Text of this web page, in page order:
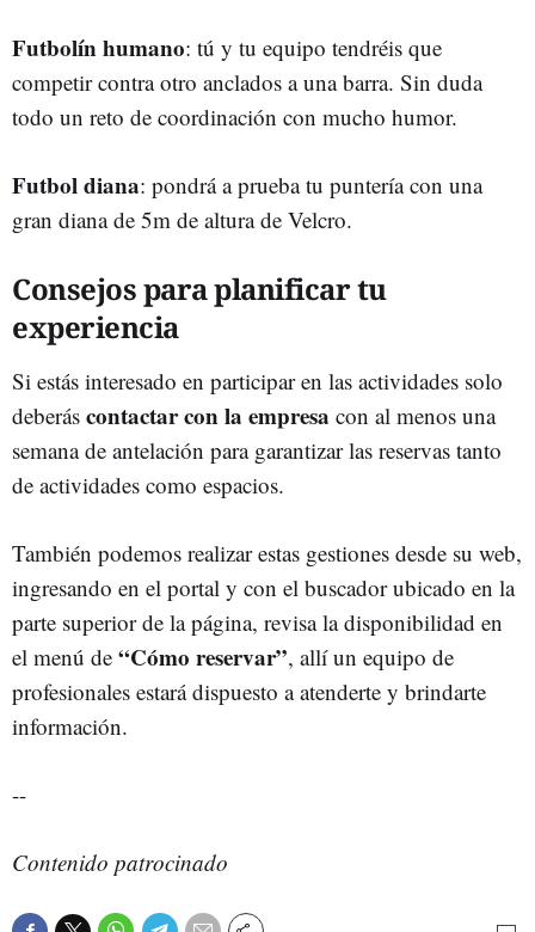
Futbolín humano: tú y tu equipo tendréis que
competir contra otro anclados a una barra. Sin duda
todo un reto de coordinación con mucho humor.
Futbol diana: pondrá a prueba tu puntería con una
gran diana de 5m de altura de Velcro.
Consejos para planificar tu
experiencia
Si estás interesado en participar en las actividades solo
deberás contactar con la empresa con al menos una
semana de antelación para garantizar las reservas tanto
de actividades como espacios.
También podemos realizar estas gestiones desde su web,
ingresando en el portal y con el buscador ubicado en la
parte superior de la página, revisa la disponibilidad en
el menú de “Cómo reservar”, allí un equipo de
profesionales estará dispuesto a atenderte y brindarte
información.
--
Contenido patrocinado